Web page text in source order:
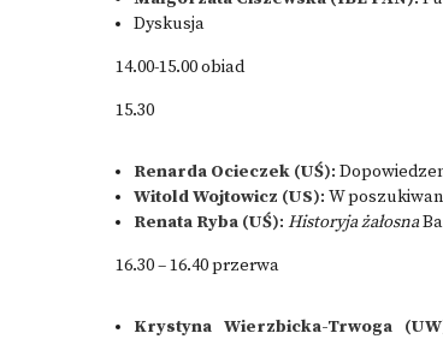
Dyskusja
14.00-15.00 obiad
15.30
Renarda Ocieczek (UŚ):
Witold Wojtowicz (US): W
Renata Ryba (UŚ): Historyja żałosna
16.30 – 16.40 przerwa
Krystyna Wierzbicka-Trwoga